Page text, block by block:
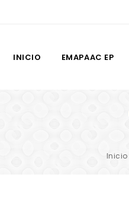
INICIO EMAPAAC EP
Inicio